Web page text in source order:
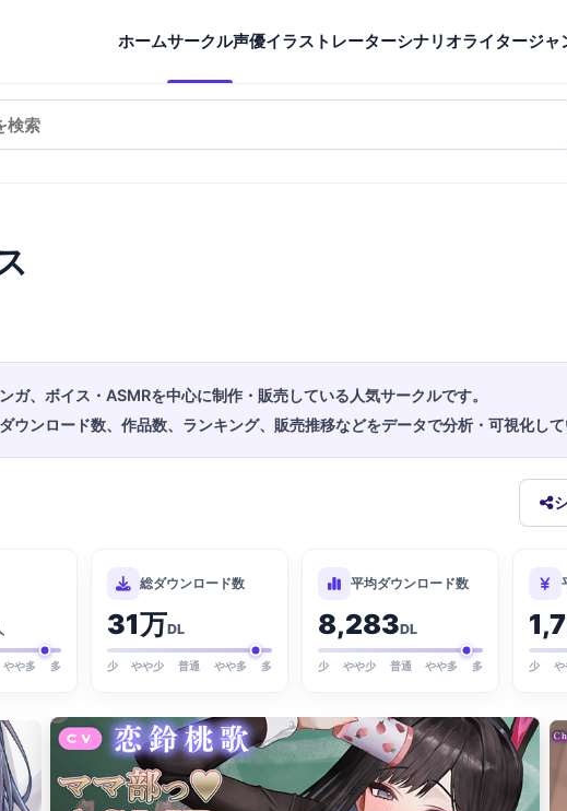
ホームサークル声優イラストレーターシナリオライタージャ
ガ、ボイス・ASMRを中心に制作・販売している人気サークルです。
ウンロード数、作品数、ランキング、販売推移などをデータで分析・可視化して
やや多 多
総ダウンロード数
31万DL
少 やや少 普通 やや多 多
平均ダウンロード数
8,283DL
少 やや少 普通 やや多 多 少 や